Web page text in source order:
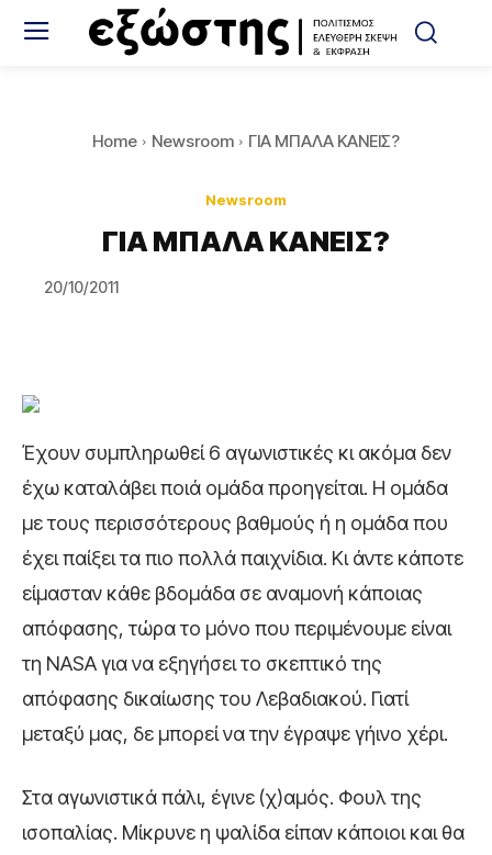
Home Newsroom ΓΙΑ ΜΠΑΛΑ ΚΑΝΕΙΣ?
Newsroom
ΓΙΑ ΜΠΑΛΑ ΚΑΝΕΙΣ?
20/10/2011
Έχουν συμπληρωθεί 6 αγωνιστικές κι ακόμα δεν
έχω καταλάβει ποιά ομάδα προηγείται. Η ομάδα
με τους περισσότερους βαθμούς ή η ομάδα που
έχει παίξει τα πιο πολλά παιχνίδια. Κι άντε κάποτε
είμασταν κάθε βδομάδα σε αναμονή κάποιας
απόφασης, τώρα το μόνο που περιμένουμε είναι
τη NASA για να εξηγήσει το σκεπτικό της
απόφασης δικαίωσης του Λεβαδιακού. Γιατί
μεταξύ μας, δε μπορεί να την έγραψε γήινο χέρι.
Στα αγωνιστικά πάλι, έγινε (χ)αμός. Φουλ της
ισοπαλίας. Μίκρυνε η ψαλίδα είπαν κάποιοι και θα